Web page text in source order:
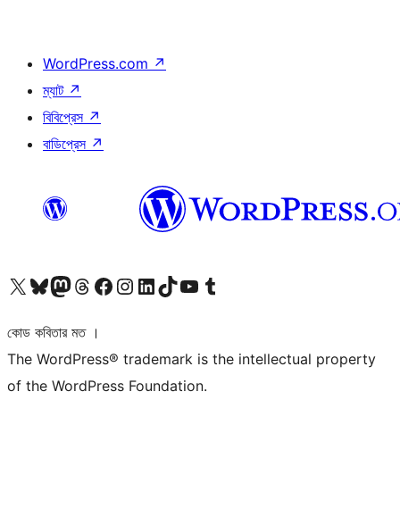
WordPress.com ↗
ম্যাট ↗
বিবিপ্রেস ↗
বাডিপ্রেস ↗
আমাদের X (আগের টুইটার) অ্যাকাউন্টে যানআমাদের Bluesky অ্যাকাউন্টটি দেখুনআমাদের মাস্টোডন অ্যাকাউন্টটি দেখুনআমাদের থ্রেডস অ্যাকাউন্টটি দেখুনআমাদের ফেসবুক পেজ দেখুনআমাদের ইন্সটাগ্রাম অ্যাকাউন্ট দেখুনআমাদের লিঙ্কডইন অ্যাকাউন্টে যানআমাদের TikTok অ্যাকাউন্টটি দেখুনআমাদের ইউটিউব চ্যানেলে যান আমাদের টাম্বলার অ্যাকাউন্ট দেখুন
কোড কবিতার মত ।
The WordPress® trademark is the intellectual property
of the WordPress Foundation.